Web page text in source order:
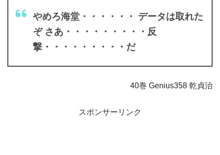
やめろ海堂・・・・・・ データは取れた
ぞ さあ・・・・・・・・・反
撃・・・・・・・・・だ
40巻 Genius358 乾貞治
スポンサーリンク